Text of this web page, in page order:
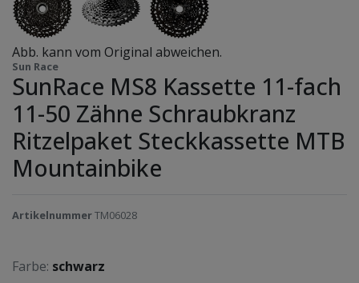
Abb. kann vom Original abweichen.
Sun Race
SunRace MS8 Kassette 11-fach
11-50 Zähne Schraubkranz
Ritzelpaket Steckkassette MTB
Mountainbike
ArtikelnummerTM06028
Farbe: schwarz